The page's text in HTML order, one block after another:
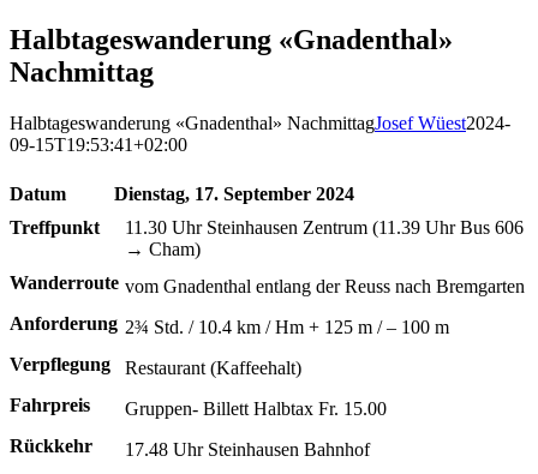
Halbtageswanderung «Gnadenthal»
Nachmittag
Halbtageswanderung «Gnadenthal» NachmittagJosef Wüest2024-
09-15T19:53:41+02:00
Datum
Dienstag, 17. September 2024
Treffpunkt
11.30 Uhr Steinhausen Zentrum (11.39 Uhr Bus 606
→ Cham)
Wanderroute vom Gnadenthal entlang der Reuss nach Bremgarten
Anforderung 2¾ Std. / 10.4 km / Hm + 125 m / – 100 m
Verpflegung
Restaurant (Kaffeehalt)
Fahrpreis
Gruppen- Billett Halbtax Fr. 15.00
Rückkehr
17.48 Uhr Steinhausen Bahnhof